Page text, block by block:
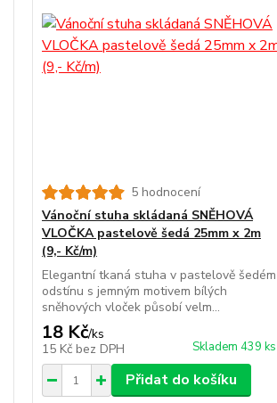
5 hodnocení
Vánoční stuha skládaná SNĚHOVÁ
VLOČKA pastelově šedá 25mm x 2m
(9,- Kč/m)
Elegantní tkaná stuha v pastelově šedém
odstínu s jemným motivem bílých
sněhových vloček působí velm...
18 Kč/ks
15 Kč bez DPH Skladem 439 ks
Přidat do košíku